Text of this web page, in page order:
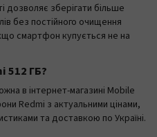
дозволяє зберігати більше
без постійного очищення
смартфон купується не на
512 ГБ?
в інтернет-магазині Mobile
Redmi з актуальними цінами,
та доставкою по Україні.